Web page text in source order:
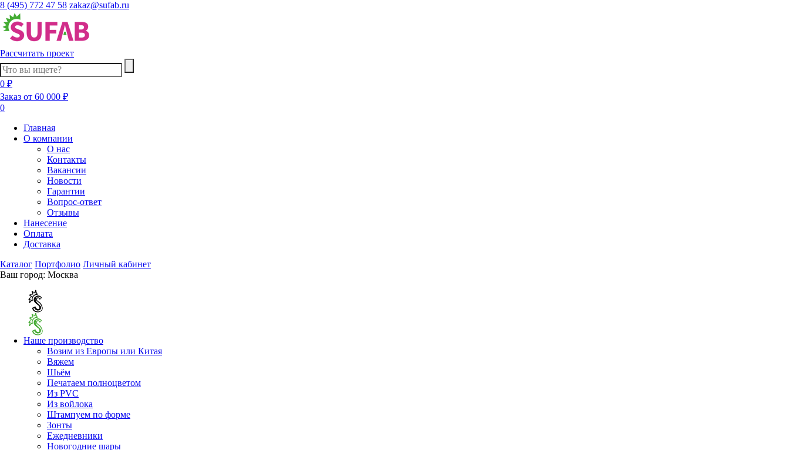
8 (495) 772 47 58 zakaz@sufab.ru
Рассчитать проект
0 ₽
Заказ от 60 000 ₽
0
Главная
О компании
О нас
Контакты
Вакансии
Новости
Гарантии
Вопрос-ответ
Отзывы
Нанесение
Оплата
Доставка
Каталог Портфолио Личный кабинет
Ваш город: Москва
Наше производство
Возим из Европы или Китая
Вяжем
Шьём
Печатаем полноцветом
Из PVC
Из войлока
Штампуем по форме
Зонты
Ежедневники
Новогодние шары